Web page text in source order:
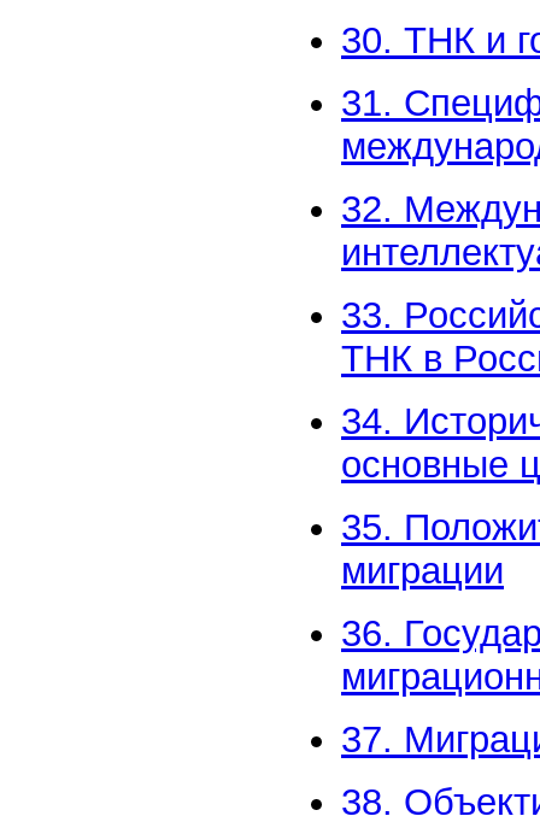
30. ТНК и
31.
32.
33.
ТНК в
34.
основные
35.
миграции
36.
37.
38.